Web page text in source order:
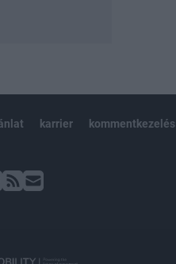
karrier kommentkezelés